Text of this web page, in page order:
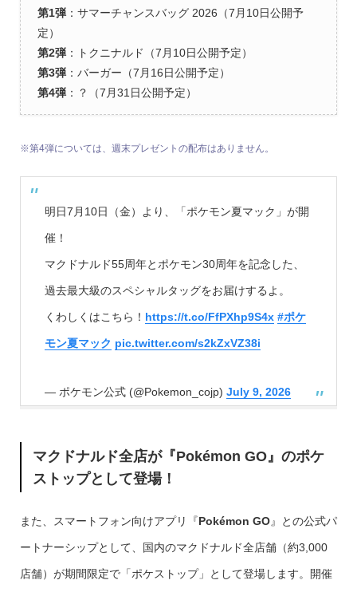
第1弾：サマーチャンスバッグ 2026（7月10日公開予
定）
第2弾：トクニナルド（7月10日公開予定）
第3弾：バーガー（7月16日公開予定）
第4弾：？（7月31日公開予定）
※第4弾については、週末プレゼントの配布はありません。
明日7月10日（金）より、「ポケモン夏マック」が開
催！
マクドナルド55周年とポケモン30周年を記念した、
過去最大級のスペシャルタッグをお届けするよ。
くわしくはこちら！ https://t.co/FfPXhp9S4x #ポケ
モン夏マック pic.twitter.com/s2kZxVZ38i
— ポケモン公式 (@Pokemon_cojp) July 9, 2026
マクドナルド全店が『Pokémon GO』のポケ
ストップとして登場！
また、スマートフォン向けアプリ『Pokémon GO』との公式パ
ートナーシップとして、国内のマクドナルド全店舗（約3,000
店舗）が期間限定で「ポケストップ」として登場します。開催